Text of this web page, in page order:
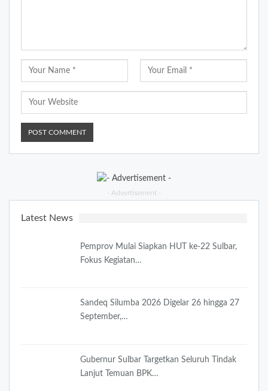
- Advertisement -
Latest News
Pemprov Mulai Siapkan HUT ke-22 Sulbar,
Fokus Kegiatan…
Sandeq Silumba 2026 Digelar 26 hingga 27
September,…
Gubernur Sulbar Targetkan Seluruh Tindak
Lanjut Temuan BPK…